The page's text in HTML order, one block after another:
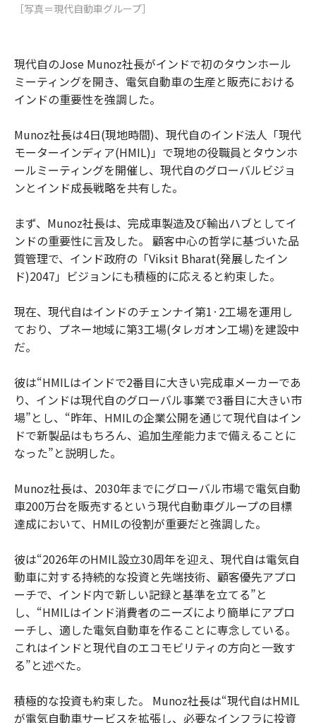
［写真＝現代自動車グループ］
現代自のJose Munoz社長がインドで初のタウンホール
ミーティングを開き、電気自動車の生産と販売における
インドの重要性を強調した。
Munoz社長は4日(現地時間)、現代自のインド法人「現代
モーターインディア(HMIL)」で現地の役職員とタウンホ
ールミーティングを開催し、現代自のグローバルビジョ
ンとインド成長戦略を共有した。
まず、Munoz社長は、完成車製造及び輸出ハブとしてイ
ンドの重要性に言及した。 顧客中心の哲学に基づいた品
質管理で、インド政府の「Viksit Bharat(発展したイン
ド)2047」ビジョンにも積極的に応えると約束した。
現在、現代自はインドのチェンナイ第1·2工場を運用し
ており、プネー地域に第3工場(タレガオン工場)を建設中
だ。
彼は“HMILはインドで2番目に大きい完成車メーカーであ
り、インドは現代自のグローバル事業で3番目に大きい市
場”とし、“昨年、HMILの企業公開を通じて現代自はイン
ドで新製品はもちろん、追加生産能力まで備えることに
なった”と説明した。
Munoz社長は、2030年までにグローバル市場で電気自動
車200万台を販売するという現代自動車グループの目標
達成において、HMILの役割が重要だと強調した。
彼は“2026年のHMIL設立30周年を迎え、現代自は電気自
動車に対する持続的な投資と先端技術、顧客優先アプロ
ーチで、インド内で新しい記録と基準を立てる”と
し、“HMILはインド消費者のニーズにより簡単にアプロ
ーチし、適した電気自動車を作ることに専念している。
これはインドと現代自のエコモビリティの方向と一致す
る”と述べた。
積極的な投資も約束した。 Munoz社長は“現代自はHMIL
が電気自動車サービスを拡張し、必要なインフラに投資